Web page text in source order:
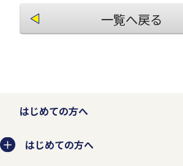
一覧へ戻る
はじめての方へ
はじめての方へ